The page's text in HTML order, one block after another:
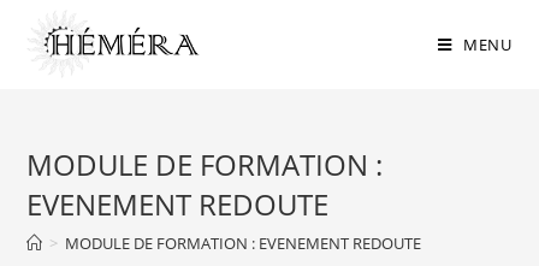
MENU
MODULE DE FORMATION :
EVENEMENT REDOUTE
> MODULE DE FORMATION : EVENEMENT REDOUTE